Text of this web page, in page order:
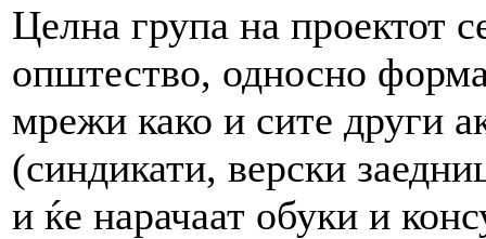
Целна група на проектот
општество, односно
мрежи како и сите други
(синдикати, верски
и ќе нарачаат обуки и